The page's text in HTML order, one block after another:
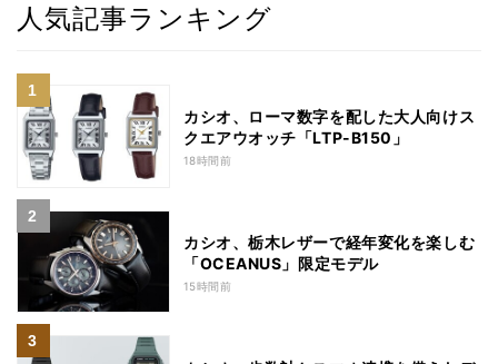
人気記事ランキング
カシオ、ローマ数字を配した大人向けス
クエアウオッチ「LTP-B150」
18時間前
カシオ、栃木レザーで経年変化を楽しむ
「OCEANUS」限定モデル
15時間前